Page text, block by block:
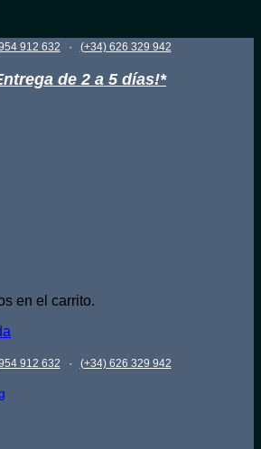
912 632 · (+34) 626 329 942
de 2 a 5 días!*
en el carrito.
912 632 · (+34) 626 329 942